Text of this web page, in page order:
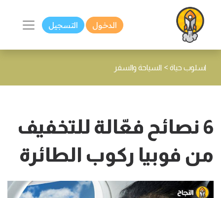
الدخول التسجيل
اسلوب حياة > السياحة والسفر
6 نصائح فعّالة للتخفيف
من فوبيا ركوب الطائرة